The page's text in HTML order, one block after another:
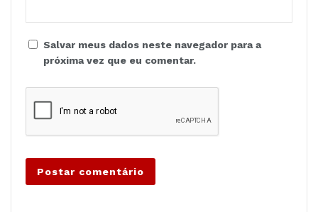
Salvar meus dados neste navegador para a
próxima vez que eu comentar.